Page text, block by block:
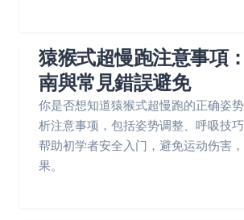
猿猴式超慢跑注意事項
南與常見錯誤避免
你是否想知道猿猴式超慢跑的正确姿
析注意事项，包括姿势调整、呼吸技
帮助初学者安全入门，避免运动伤害
果。